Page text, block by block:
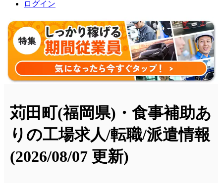
ログイン
苅田町(福岡県)・食事補助あ
りの工場求人/転職/派遣情報
(2026/08/07 更新)